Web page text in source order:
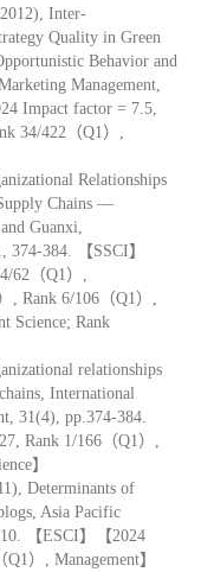
Inter-
Quality in Green
Behavior and
Management,
Impact factor = 7.5,
34/422（Q1）,
Relationships
Chains —
Guanxi,
374-384. 【SSCI】
62（Q1）,
, Rank 6/106（Q1）,
Science; Rank
relationships
International
31(4), pp.374-384.
Rank 1/166（Q1）,
】
Determinants of
Asia Pacific
【ESCI】【2024
）, Management】